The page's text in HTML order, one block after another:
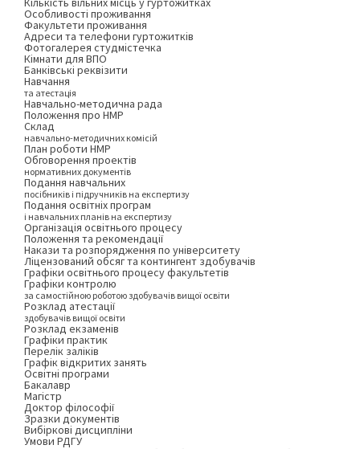
Особливості проживання
Факультети проживання
Адреси та телефони гуртожитків
Фотогалерея студмістечка
Кімнати для ВПО
Банківські реквізити
Навчання
та атестація
Навчально-методична рада
Положення про НМР
Склад
навчально-методичних комісій
План роботи НМР
Обговорення проектів
нормативних документів
Подання навчальних
посібників і підручників на експертизу
Подання освітніх програм
і навчальних планів на експертизу
Організація освітнього процесу
Положення та рекомендації
Накази та розпорядження по університету
Ліцензований обсяг та контингент здобувачів
Графіки освітнього процесу факультетів
Графіки контролю
за самостійною роботою здобувачів вищої освіти
Розклад атестації
здобувачів вищої освіти
Розклад екзаменів
Графіки практик
Перелік заліків
Графік відкритих занять
Освітні програми
Бакалавр
Магістр
Доктор філософії
Зразки документів
Вибіркові дисципліни
Умови РДГУ